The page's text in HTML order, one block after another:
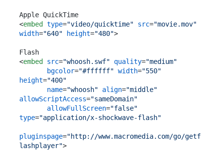
<embed type="video/quicktime" src="movie.mov"
width="640" height="480">
<embed src="whoosh.swf" quality="medium"
bgcolor="#ffffff" width="550"
height="400"
name="whoosh" align="middle"
allowScriptAccess="sameDomain"
allowFullScreen="false"
type="application/x-shockwave-flash"
pluginspage="http://www.macromedia.com/go/getf
lashplayer">